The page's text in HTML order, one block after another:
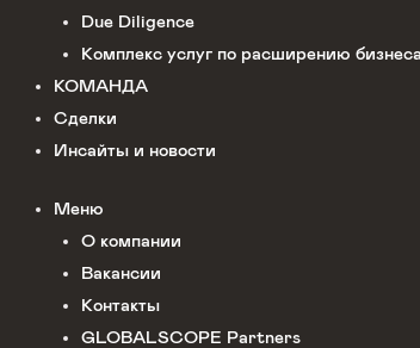
Due Diligence
Комплекс услуг по расширению бизнеса
КОМАНДА
Сделки
Инсайты и новости
Меню
О компании
Вакансии
Контакты
GLOBALSCOPE Partners